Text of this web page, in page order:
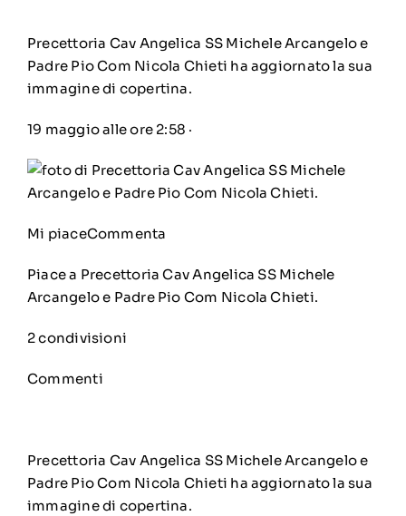
Precettoria Cav Angelica SS Michele Arcangelo e
Padre Pio Com Nicola Chieti ha aggiornato la sua
immagine di copertina.
19 maggio alle ore 2:58 ·
Mi piaceCommenta
Piace a Precettoria Cav Angelica SS Michele
Arcangelo e Padre Pio Com Nicola Chieti.
2 condivisioni
Commenti
Precettoria Cav Angelica SS Michele Arcangelo e
Padre Pio Com Nicola Chieti ha aggiornato la sua
immagine di copertina.